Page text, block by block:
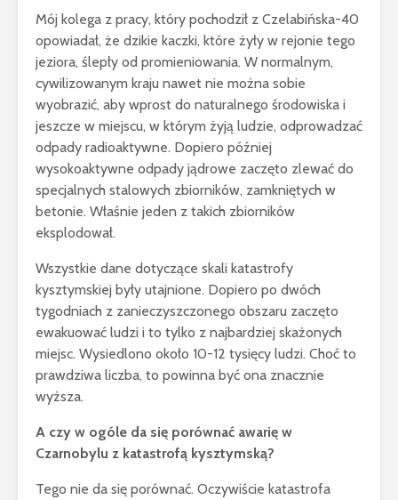
Mój kolega z pracy, który pochodził z Czelabińska-40
opowiadał, że dzikie kaczki, które żyły w rejonie tego
jeziora, ślepły od promieniowania. W normalnym,
cywilizowanym kraju nawet nie można sobie
wyobrazić, aby wprost do naturalnego środowiska i
jeszcze w miejscu, w którym żyją ludzie, odprowadzać
odpady radioaktywne. Dopiero później
wysokoaktywne odpady jądrowe zaczęto zlewać do
specjalnych stalowych zbiorników, zamkniętych w
betonie. Właśnie jeden z takich zbiorników
eksplodował.
Wszystkie dane dotyczące skali katastrofy
kysztymskiej były utajnione. Dopiero po dwóch
tygodniach z zanieczyszczonego obszaru zaczęto
ewakuować ludzi i to tylko z najbardziej skażonych
miejsc. Wysiedlono około 10-12 tysięcy ludzi. Choć to
prawdziwa liczba, to powinna być ona znacznie
wyższa.
A czy w ogóle da się porównać awarię w
Czarnobylu z katastrofą kysztymską?
Tego nie da się porównać. Oczywiście katastrofa